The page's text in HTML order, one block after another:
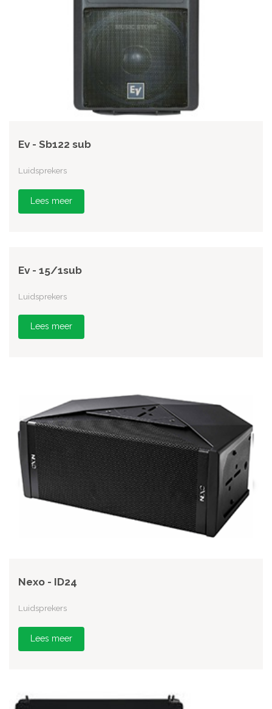
Ev - Sb122 sub
Luidsprekers
Lees meer
Ev - 15/1sub
Luidsprekers
Lees meer
Nexo - ID24
Luidsprekers
Lees meer